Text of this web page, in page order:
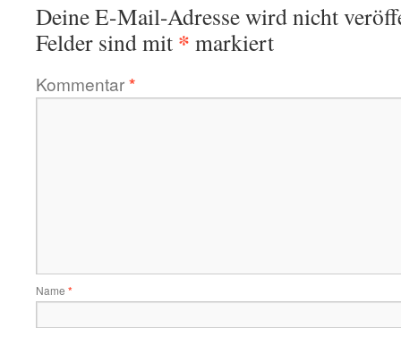
Deine E-Mail-Adresse wird nicht
Felder sind mit * markiert
Kommentar*
Name *